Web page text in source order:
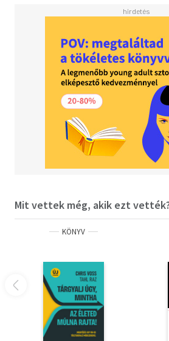
alapján a téma iránt mélyebben
Mit vettek még, akik ezt
KÖNYV